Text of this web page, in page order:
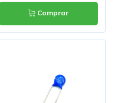
Comprar